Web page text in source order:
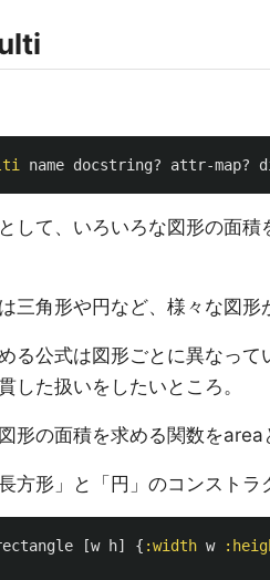
name docstring? attr-map?
して、いろいろな図形の面
三角形や円など、様々な図形
る公式は図形ごとに異なっ
した扱いをしたいところ。
形の面積を求める関数を
方形」と「円」のコンストラ
[w h] { :width w